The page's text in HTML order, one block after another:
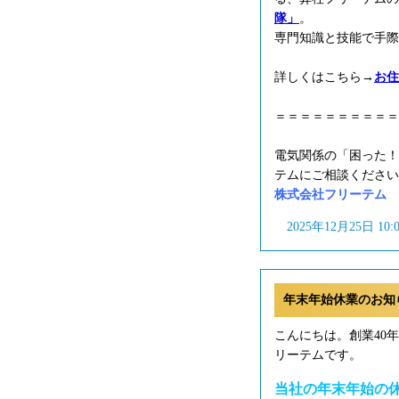
隊」 。
専門知識と技能で手
詳しくはこちら→ お
＝＝＝＝＝＝＝＝＝
電気関係の「困った
テムにご相談くださ
株式会社フリーテム
2025年12月25日
年末年始休業のお知
こんにちは。創業40
リーテムです。
当社の年末年始の